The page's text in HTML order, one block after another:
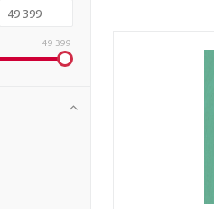
49 399